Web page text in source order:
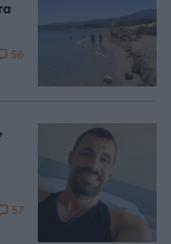
56
57